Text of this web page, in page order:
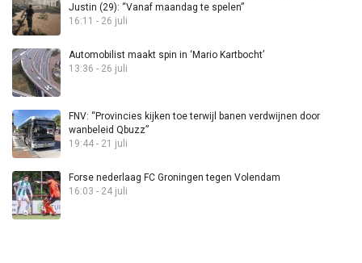
Justin (29): “Vanaf maandag te spelen”
16:11 - 26 juli
Automobilist maakt spin in ‘Mario Kartbocht’
13:36 - 26 juli
FNV: “Provincies kijken toe terwijl banen verdwijnen door
wanbeleid Qbuzz”
19:44 - 21 juli
Forse nederlaag FC Groningen tegen Volendam
16:03 - 24 juli